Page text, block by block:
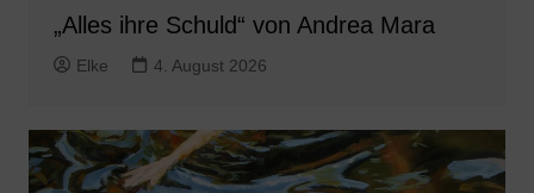
„Alles ihre Schuld“ von Andrea Mara
Elke 4. August 2026